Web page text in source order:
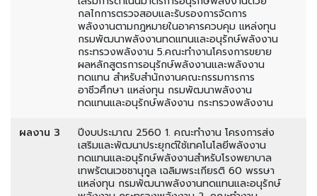
กลไกการตรวจสอบและรับรองการจัดการ
พลังงานตามกฎหมายในอาคารควบคุม แหล่งทุน
กรมพัฒนาพลังงานทดแทนและอนุรักษ์พลังงาน
กระทรวงพลังงาน 5.คณะทำงานโครงการขยาย
ผลหลักสูตรการอนุรักษ์พลังงานและพลังงาน
ทดแทน สำหรับสำนักงานคณะกรรมการการ
อาชีวศึกษา แหล่งทุน กรมพัฒนาพลังงาน
ทดแทนและอนุรักษ์พลังงาน กระทรวงพลังงาน
ผลงาน 3
ปีงบประมาณ 2560 1. คณะทำงาน โครงการส่ง
เสริมและพัฒนาประยุกต์ใช้เทคโนโลยีพลังงาน
ทดแทนและอนุรักษ์พลังงานสำหรับโรงพยาบาล
เทพรัตนเวชชานุกูล เฉลิมพระเกียรติ 60 พรรษา
แหล่งทุน กรมพัฒนาพลังงานทดแทนและอนุรักษ์